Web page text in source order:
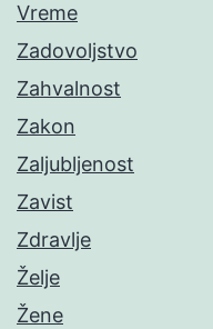
Vreme
Zadovoljstvo
Zahvalnost
Zakon
Zaljubljenost
Zavist
Zdravlje
Želje
Žene